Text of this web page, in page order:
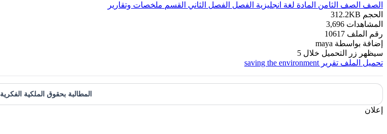
الصف الصف الثامن المادة لغة انجليزية الفصل الفصل الثاني القسم ملخصات وتقارير
الحجم 312.2KB
المشاهدات 3,696
رقم الملف 10617
إضافة بواسطة maya
سيظهر زر التحميل خلال 5
تحميل الملف تقرير saving the environment
المطالبة بحقوق الملكية الفكرية
إعلان